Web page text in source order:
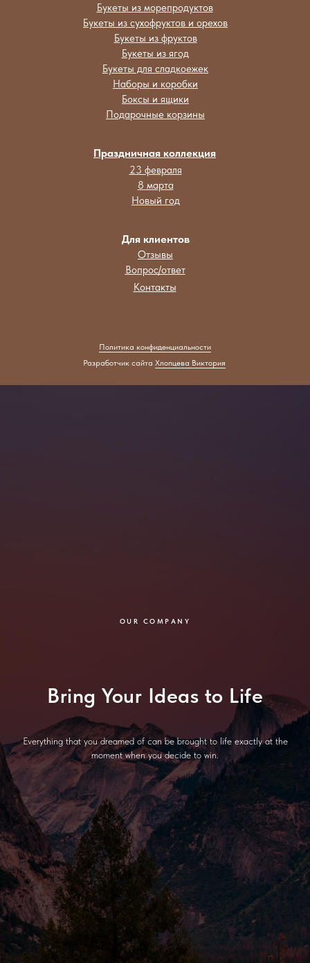
Разработчик сайта Хлопцева Виктория
Для клиентов
Отзывы
Вопрос/ответ
Контакты
23 февраля
8 марта
Новый год
Праздничная коллекция
Букеты из морепродуктов
Букеты из сухофруктов и орехов
Букеты из фруктов
Букеты из ягод
Букеты для сладкоежек
Наборы и коробки
Подарочные корзины
Политика конфиденциальности
Боксы и ящики
OUR COMPANY
Bring Your Ideas to Life
Everything that you dreamed of can be brought to life exactly at the
moment when you decide to win.